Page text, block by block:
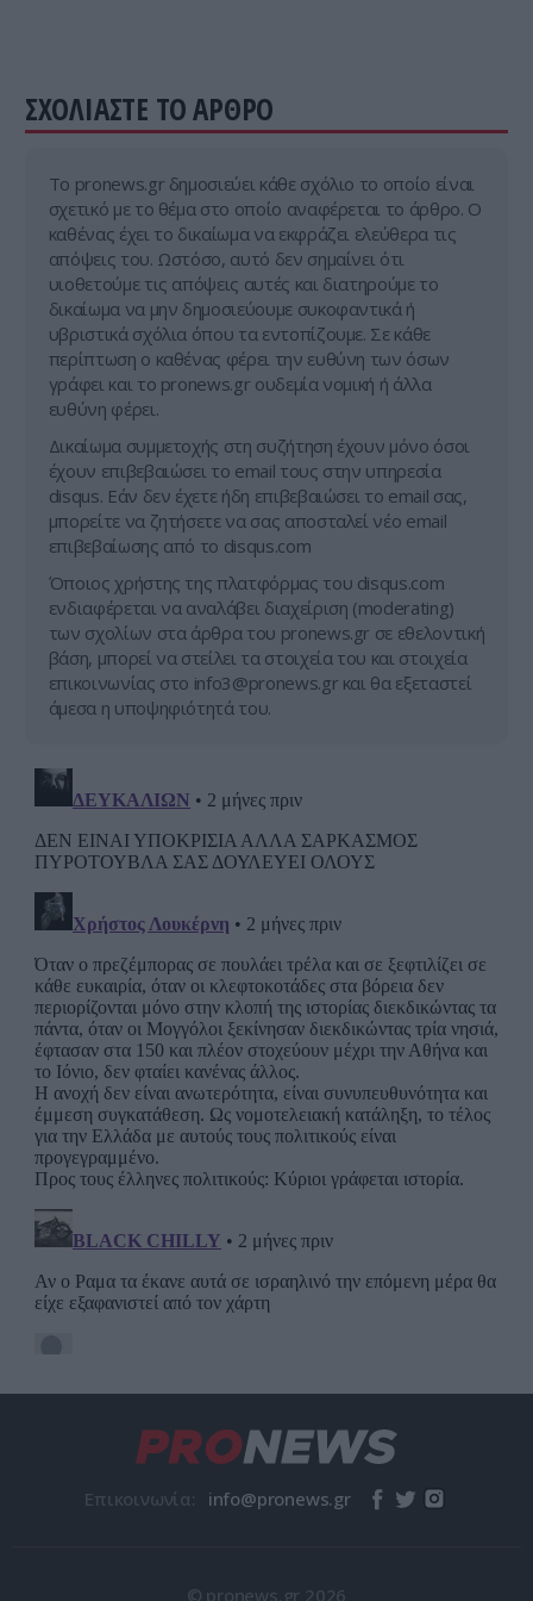
ΣΧΟΛΙΑΣΤΕ ΤΟ ΑΡΘΡΟ
Tο pronews.gr δημοσιεύει κάθε σχόλιο το οποίο είναι
σχετικό με το θέμα στο οποίο αναφέρεται το άρθρο. Ο
καθένας έχει το δικαίωμα να εκφράζει ελεύθερα τις
απόψεις του. Ωστόσο, αυτό δεν σημαίνει ότι
υιοθετούμε τις απόψεις αυτές και διατηρούμε το
δικαίωμα να μην δημοσιεύουμε συκοφαντικά ή
υβριστικά σχόλια όπου τα εντοπίζουμε. Σε κάθε
περίπτωση ο καθένας φέρει την ευθύνη των όσων
γράφει και το pronews.gr ουδεμία νομική ή άλλα
ευθύνη φέρει.
Δικαίωμα συμμετοχής στη συζήτηση έχουν μόνο όσοι
έχουν επιβεβαιώσει το email τους στην υπηρεσία
disqus. Εάν δεν έχετε ήδη επιβεβαιώσει το email σας,
μπορείτε να ζητήσετε να σας αποσταλεί νέο email
επιβεβαίωσης από το disqus.com
Όποιος χρήστης της πλατφόρμας του disqus.com
ενδιαφέρεται να αναλάβει διαχείριση (moderating)
των σχολίων στα άρθρα του pronews.gr σε εθελοντική
βάση, μπορεί να στείλει τα στοιχεία του και στοιχεία
επικοινωνίας στο info3@pronews.gr και θα εξεταστεί
άμεσα η υποψηφιότητά του.
Επικοινωνία:
© pronews.gr 2026